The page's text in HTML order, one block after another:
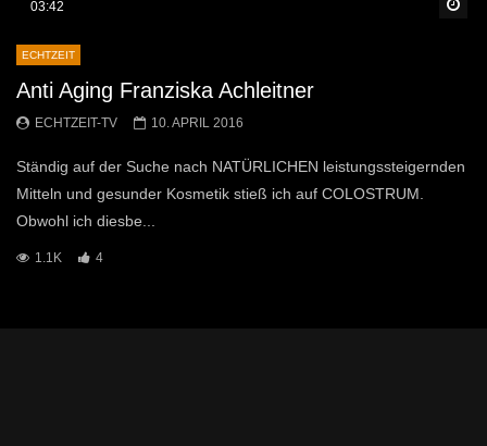
03:42
ECHTZEIT
Anti Aging Franziska Achleitner
ECHTZEIT-TV 10. APRIL 2016
Ständig auf der Suche nach NATÜRLICHEN leistungssteigernden
Mitteln und gesunder Kosmetik stieß ich auf COLOSTRUM.
Obwohl ich diesbe...
1.1K 4